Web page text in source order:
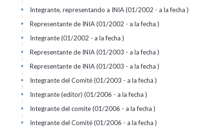
Integrante, representando a INIA (01/2002 - a la fecha )
+
Representante de INIA (01/2002 - a la fecha )
+
Integrante (01/2002 - a la fecha )
+
Representante de INIA (01/2003 - a la fecha )
+
Representante de INIA (01/2003 - a la fecha )
+
Integrante del Comité (01/2003 - a la fecha )
+
Integrante (editor) (01/2006 - a la fecha )
+
Integrante del comite (01/2006 - a la fecha )
+
Integrante del Comité (01/2006 - a la fecha )
+